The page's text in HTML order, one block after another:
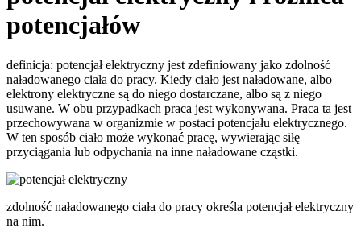
potencjałów
definicja: potencjał elektryczny jest zdefiniowany jako zdolność
naładowanego ciała do pracy. Kiedy ciało jest naładowane, albo
elektrony elektryczne są do niego dostarczane, albo są z niego
usuwane. W obu przypadkach praca jest wykonywana. Praca ta jest
przechowywana w organizmie w postaci potencjału elektrycznego.
W ten sposób ciało może wykonać pracę, wywierając siłę
przyciągania lub odpychania na inne naładowane cząstki.
zdolność naładowanego ciała do pracy określa potencjał elektryczny
na nim.